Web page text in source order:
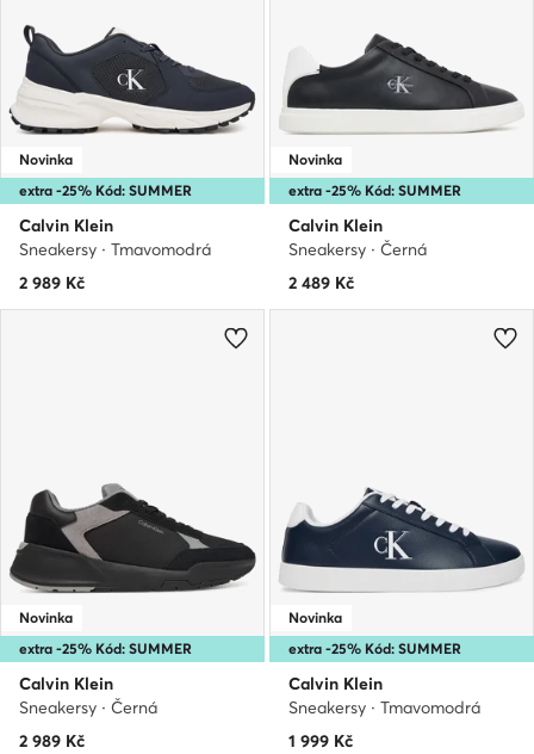
extra -25% Kód: SUMMER
Novinka
Calvin Klein
Sneakersy · Tmavomodrá
2 989 Kč
extra -25% Kód: SUMMER
Novinka
Calvin Klein
Sneakersy · Černá
2 489 Kč
extra -25% Kód: SUMMER
Novinka
Calvin Klein
Sneakersy · Černá
2 989 Kč
extra -25% Kód: SUMMER
Novinka
Calvin Klein
Sneakersy · Tmavomodrá
1 999 Kč